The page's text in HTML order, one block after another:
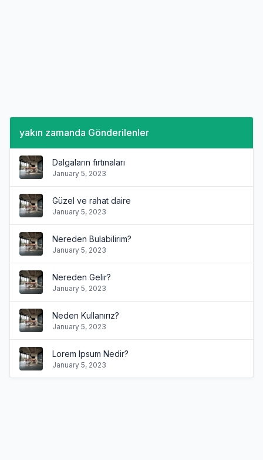
yakın zamanda Gönderilenler
Dalgaların fırtınaları
January 5, 2023
Güzel ve rahat daire
January 5, 2023
Nereden Bulabilirim?
January 5, 2023
Nereden Gelir?
January 5, 2023
Neden Kullanırız?
January 5, 2023
Lorem Ipsum Nedir?
January 5, 2023